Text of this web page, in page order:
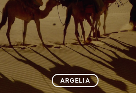
ARGELIA